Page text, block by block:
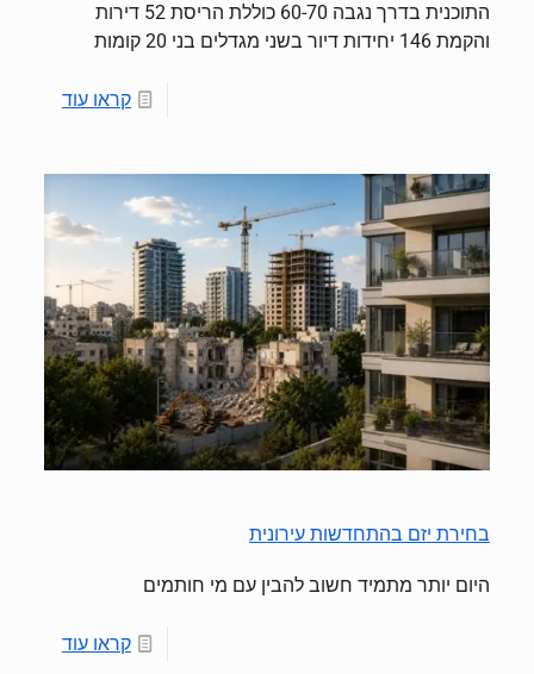
התוכנית בדרך נגבה 60-70 כוללת הריסת 52 דירות
והקמת 146 יחידות דיור בשני מגדלים בני 20 קומות
קראו עוד
בחירת יזם בהתחדשות עירונית
היום יותר מתמיד חשוב להבין עם מי חותמים
קראו עוד